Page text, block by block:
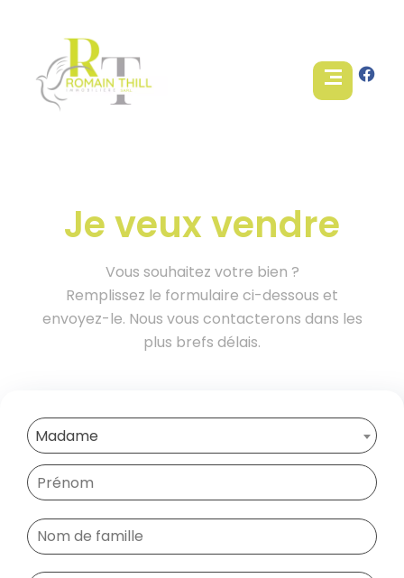
Je veux vendre
Vous souhaitez votre bien ?
Remplissez le formulaire ci-dessous et
envoyez-le. Nous vous contacterons dans les
plus brefs délais.
Madame